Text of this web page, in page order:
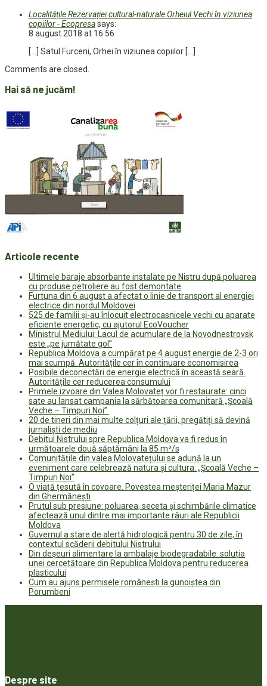
Localitățile Rezervației cultural-naturale Orheiul Vechi în viziunea
copiilor - Ecopresasays:
8 august 2018 at 16:56
[…] Satul Furceni, Orhei în viziunea copiilor […]
Comments are closed.
Hai să ne jucăm!
Articole recente
Ultimele baraje absorbante instalate pe Nistru după poluarea
cu produse petroliere au fost demontate
Furtuna din 6 august a afectat o linie de transport al energiei
electrice din nordul Moldovei
525 de familii și-au înlocuit electrocasnicele vechi cu aparate
eficiente energetic, cu ajutorul EcoVoucher
Ministrul Mediului: Lacul de acumulare de la Novodnestrovsk
este „pe jumătate gol”
Republica Moldova a cumpărat pe 4 august energie de 2-3 ori
mai scumpă. Autoritățile cer în continuare economisirea
Posibile deconectări de energie electrică în această seară.
Autoritățile cer reducerea consumului
Primele izvoare din Valea Molovateț vor fi restaurate: cinci
sate au lansat campania la sărbătoarea comunitară „Școală
Veche – Timpuri Noi”
20 de tineri din mai multe colțuri ale țării, pregătiți să devină
jurnaliști de mediu
Debitul Nistrului spre Republica Moldova va fi redus în
următoarele două săptămâni la 85 m³/s
Comunitățile din valea Molovatețului se adună la un
eveniment care celebrează natura și cultura: „Școală Veche –
Timpuri Noi”
O viață țesută în covoare. Povestea meșteriței Maria Mazur
din Ghermănești
Prutul sub presiune: poluarea, seceta și schimbările climatice
afectează unul dintre mai importante râuri ale Republicii
Moldova
Guvernul a stare de alertă hidrologică pentru 30 de zile, în
contextul scăderii debitului Nistrului
Din deșeuri alimentare la ambalaje biodegradabile: soluția
unei cercetătoare din Republica Moldova pentru reducerea
plasticului
Cum au ajuns permisele românești la gunoiștea din
Porumbeni
Despre site